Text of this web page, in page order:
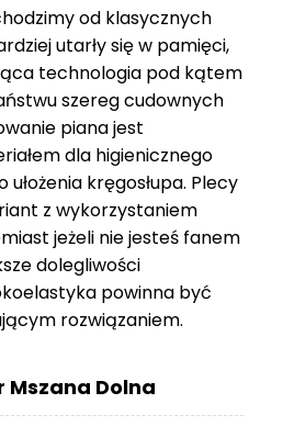
od klasycznych
utarły się w pamięci,
technologia pod kątem
szereg cudownych
piana jest
dla higienicznego
kręgosłupa. Plecy
z wykorzystaniem
jeżeli nie jesteś fanem
dolegliwości
powinna być
rozwiązaniem.
Mszana Dolna